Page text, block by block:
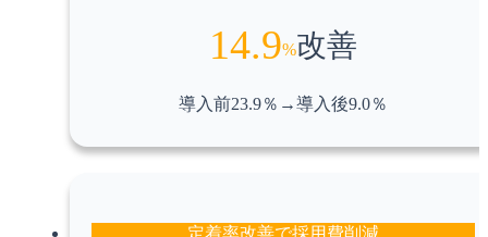
14.9%改善
導入前23.9％→導入後9.0％